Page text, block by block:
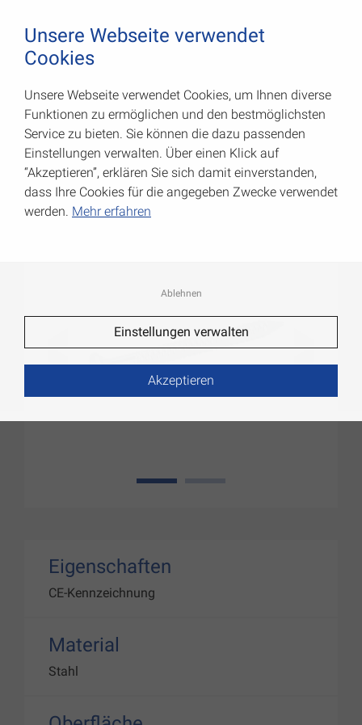
Ankernägel
Art.-Nr.: 071990000
1
Eigenschaften
CE-Kennzeichnung
Material
Stahl
Unsere Webseite verwendet
Cookies
Unsere Webseite verwendet Cookies, um Ihnen diverse
Funktionen zu ermöglichen und den bestmöglichsten
Service zu bieten. Sie können die dazu passenden
Einstellungen verwalten. Über einen Klick auf
“Akzeptieren”, erklären Sie sich damit einverstanden,
dass Ihre Cookies für die angegeben Zwecke verwendet
werden. Mehr erfahren
Ablehnen
Einstellungen verwalten
Akzeptieren